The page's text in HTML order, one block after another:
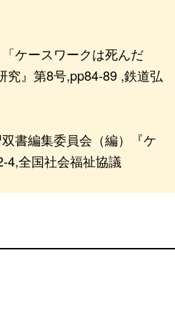
ケースワークは死んだ
究』第8号,pp84-89 ,鉄道弘
書編集委員会（編）『ケ
4,全国社会福祉協議